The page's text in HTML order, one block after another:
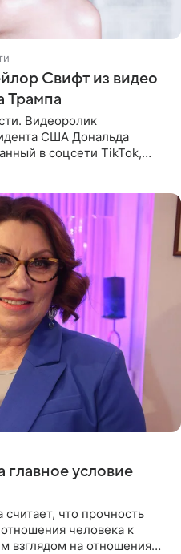
Свифт из видео
Трампа
Видеоролик
США Дональда
в соцсети TikTok,
главное условие
что прочность
человека к
взглядом на отношения